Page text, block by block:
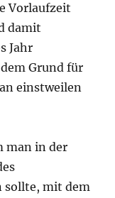
Vorlaufzeit
damit
Jahr
Grund für
einstweilen
man in der
sollte, mit dem